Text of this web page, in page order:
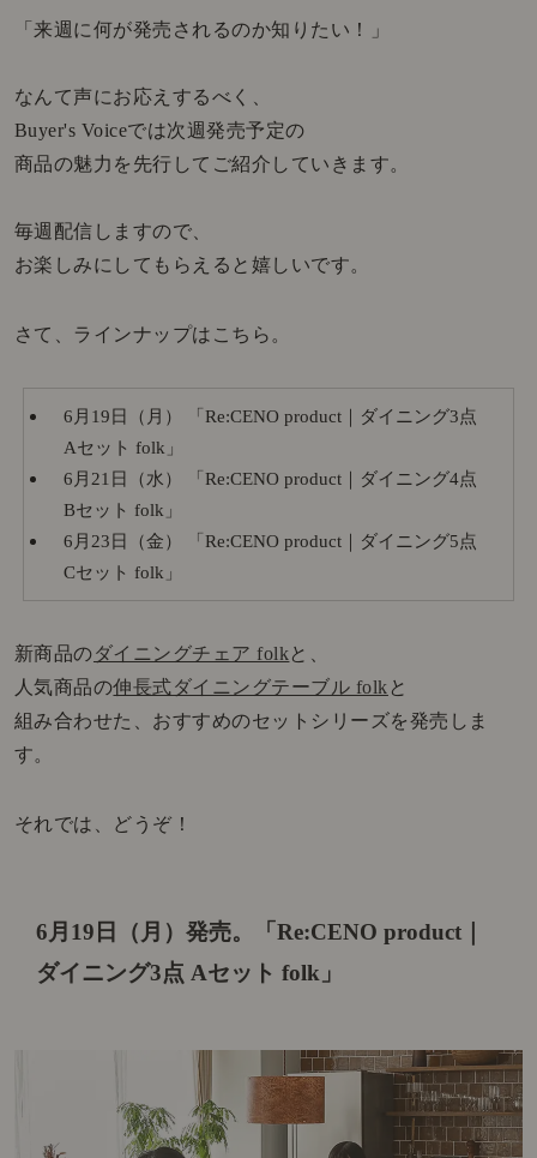
「来週に何が発売されるのか知りたい！」
なんて声にお応えするべく、
Buyer's Voiceでは次週発売予定の
商品の魅力を先行してご紹介していきます。
毎週配信しますので、
お楽しみにしてもらえると嬉しいです。
さて、ラインナップはこちら。
6月19日（月） 「Re:CENO product｜ダイニング3点
Aセット folk」
6月21日（水） 「Re:CENO product｜ダイニング4点
Bセット folk」
6月23日（金） 「Re:CENO product｜ダイニング5点
Cセット folk」
新商品のダイニングチェア folkと、
人気商品の伸長式ダイニングテーブル folk と
組み合わせた、おすすめのセットシリーズを発売しま
す。
それでは、どうぞ！
6月19日（月）発売。
「Re:CENO product｜
ダイニング3点 Aセット folk」